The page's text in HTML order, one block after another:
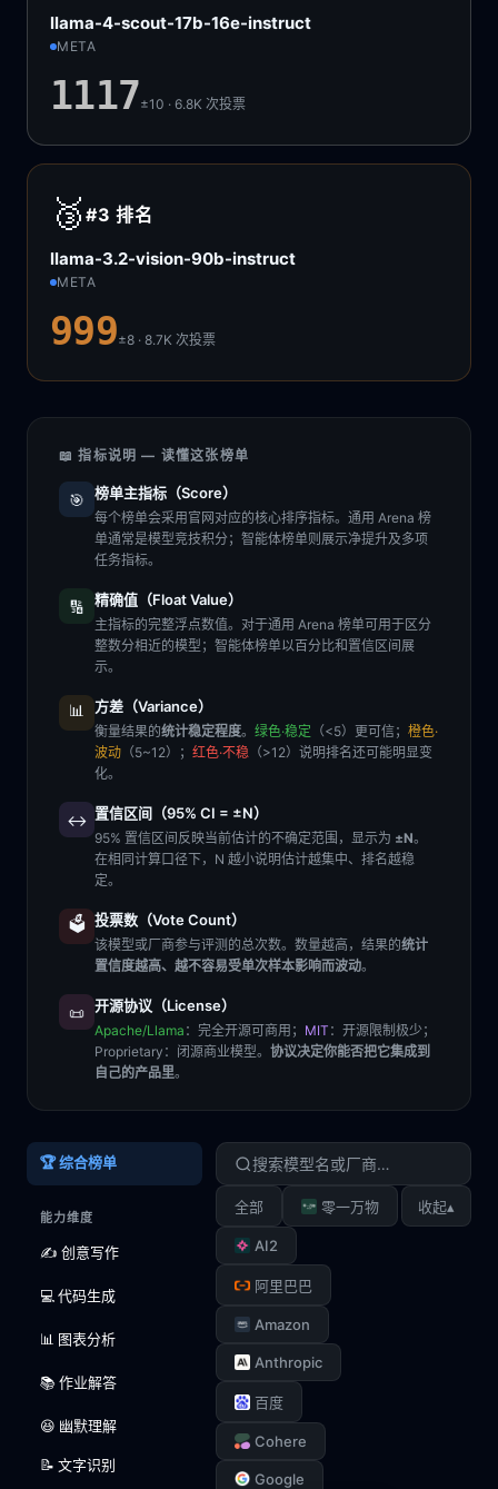
llama-4-scout-17b-16e-instruct
META
1117±10 · 6.8K次投票
🥉 #3排名
llama-3.2-vision-90b-instruct
META
999±8 · 8.7K 次投票
📖 指标说明 — 读懂这张榜单
🎯 榜单主指标（Score）
每个榜单会采用官网对应的核心排序指标。通用 Arena 榜
单通常是模型竞技积分；智能体榜单则展示净提升及多项
任务指标。
🔢 精确值（Float Value）
主指标的完整浮点数值。对于通用 Arena 榜单可用于区分
整数分相近的模型；智能体榜单以百分比和置信区间展
示。
📊 方差（Variance）
衡量结果的统计稳定程度。 绿色·稳定 （<5）更可信； 橙色·
波动 （5~12）； 红色·不稳 （>12）说明排名还可能明显变
化。
↔️ 置信区间（95% CI = ±N）
95% 置信区间反映当前估计的不确定范围，显示为 ±N。
在相同计算口径下，N 越小说明估计越集中、排名越稳
定。
🗳️ 投票数（Vote Count）
该模型或厂商参与评测的总次数。数量越高，结果的统计
置信度越高、越不容易受单次样本影响而波动。
📜 开源协议（License）
Apache/Llama ：完全开源可商用； MIT ：开源限制极少；
Proprietary ：闭源商业模型。 协议决定你能否把它集成到
自己的产品里。
🏆 综合榜单
能力维度
✍️ 创意写作
💻 代码生成
📊 图表分析
📚 作业解答
😆 幽默理解
📝 文字识别
全部 零一万物
AI2
阿里巴巴
Amazon
Anthropic
百度
Cohere
Google
收起▴